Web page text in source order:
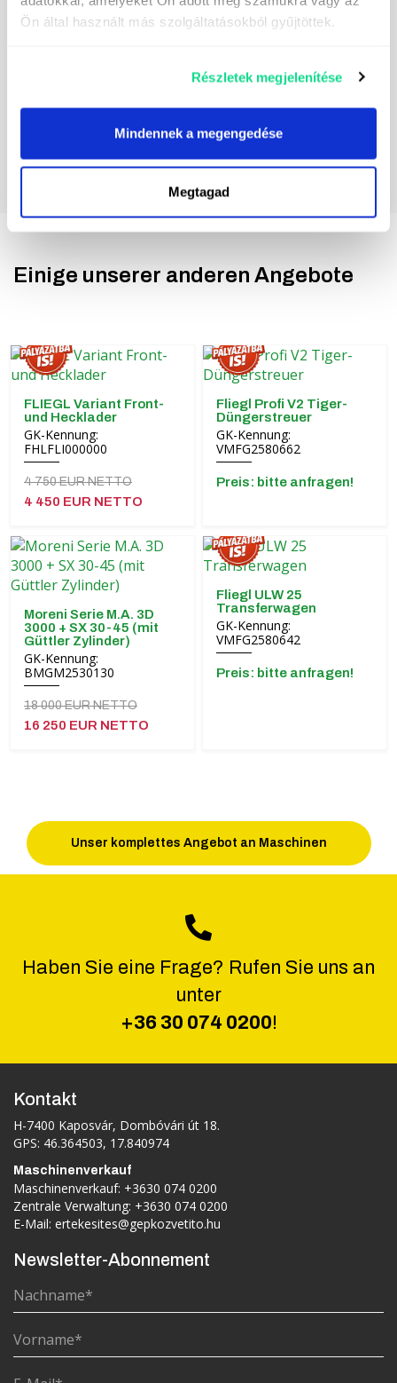
Ön által használt más szolgáltatásokból gyűjtöttek.
Részletek megjelenítése
Mindennek a megengedése
Megtagad
finden Siehier.
Einige unserer anderen Angebote
FLIEGL Variant Front-
und Hecklader
GK-Kennung:
FHLFLI000000
4 750 EUR NETTO
4 450 EUR NETTO
Fliegl Profi V2 Tiger-
Düngerstreuer
GK-Kennung:
VMFG2580662
Preis: bitte anfragen!
Moreni Serie M.A. 3D
3000 + SX 30-45 (mit
Güttler Zylinder)
GK-Kennung:
BMGM2530130
18 000 EUR NETTO
16 250 EUR NETTO
Fliegl ULW 25
Transferwagen
GK-Kennung:
VMFG2580642
Preis: bitte anfragen!
Unser komplettes Angebot an Maschinen
Haben Sie eine Frage? Rufen Sie uns an
unter
+36 30 074 0200!
Kontakt
H-7400 Kaposvár, Dombóvári út 18.
GPS: 46.364503, 17.840974
Maschinenverkauf
Maschinenverkauf: +3630 074 0200
Zentrale Verwaltung: +3630 074 0200
E-Mail: ertekesites@gepkozvetito.hu
Newsletter-Abonnement